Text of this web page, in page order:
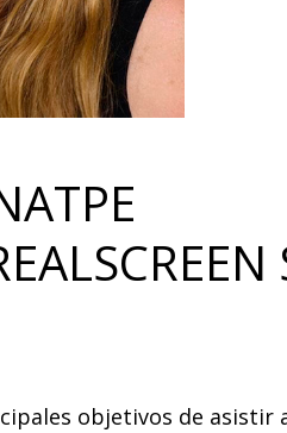
objetivos de asistir